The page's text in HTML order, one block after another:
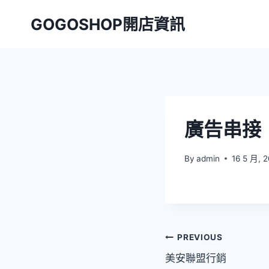
GOGOSHOP開店資訊
廣告串接
By admin 16 5 月,
文PREVIOUS
美安聯盟行銷